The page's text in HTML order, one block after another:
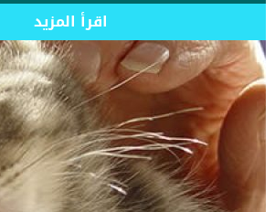
اقرأ المزيد